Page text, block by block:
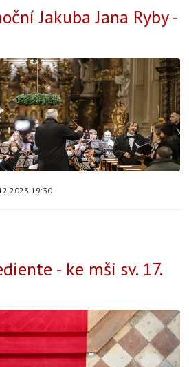
Jakuba Jana Ryby -
19:30
- ke mši sv. 17.